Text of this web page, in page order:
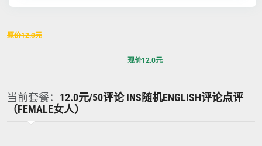
原价12.0元
现价12.0元
当前套餐： 12.0元/50评论 INS随机ENGLISH评论点评
（FEMALE女人）